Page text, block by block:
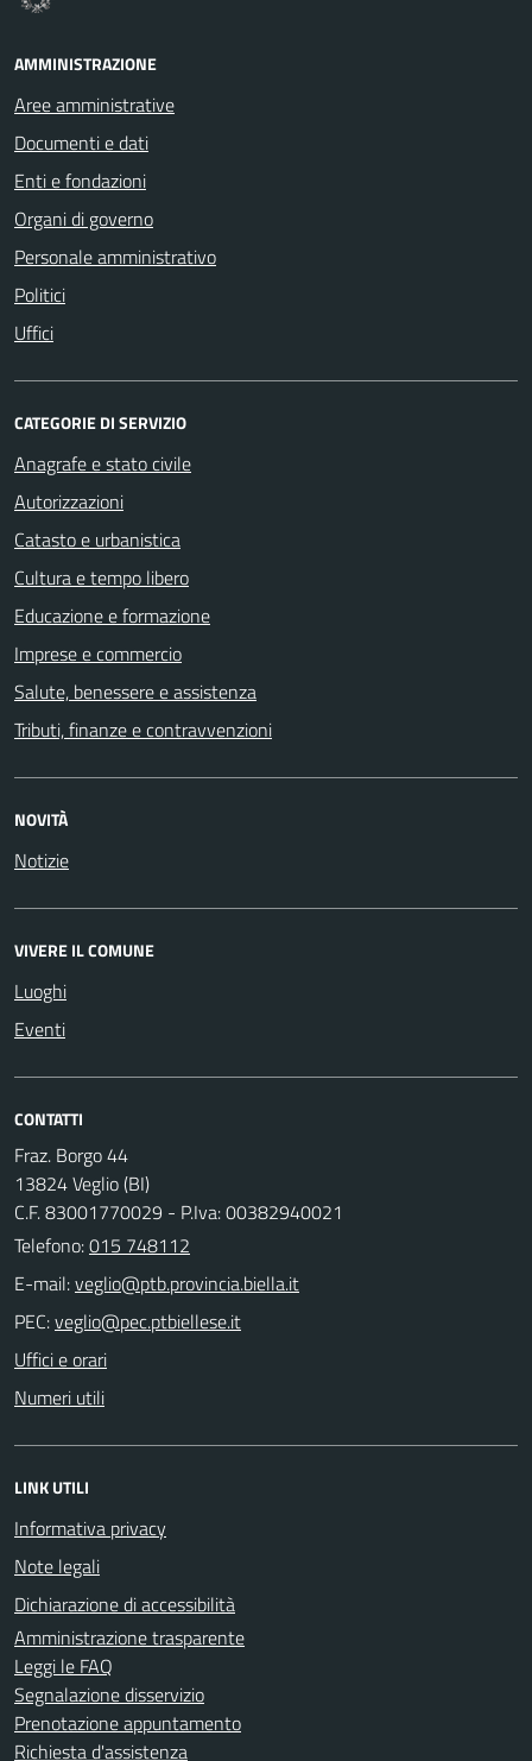
AMMINISTRAZIONE
Aree amministrative
Documenti e dati
Enti e fondazioni
Organi di governo
Personale amministrativo
Politici
Uffici
CATEGORIE DI SERVIZIO
Anagrafe e stato civile
Autorizzazioni
Catasto e urbanistica
Cultura e tempo libero
Educazione e formazione
Imprese e commercio
Salute, benessere e assistenza
Tributi, finanze e contravvenzioni
NOVITÀ
Notizie
VIVERE IL COMUNE
Luoghi
Eventi
CONTATTI
Fraz. Borgo 44
13824 Veglio (BI)
C.F. 83001770029 - P.Iva: 00382940021
Telefono:015 748112
E-mail:
PEC:
Uffici e orari
Numeri utili
LINK UTILI
Informativa privacy
Note legali
Dichiarazione di accessibilità
Amministrazione trasparente
Leggi le FAQ
Segnalazione disservizio
Prenotazione appuntamento
Richiesta d'assistenza